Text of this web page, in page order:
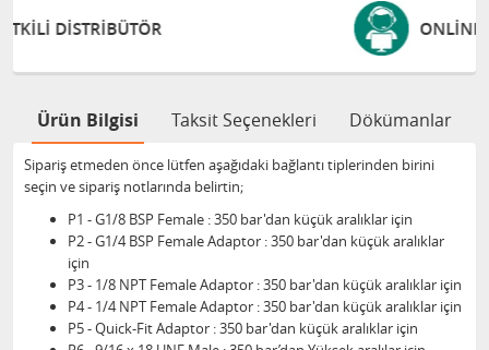
ONLINE DESTEK VE EĞITIM
Ürün Bilgisi Taksit Seçenekleri Dökümanlar
Sipariş etmeden önce lütfen aşağıdaki bağlantı tiplerinden birini
seçin ve sipariş notlarında belirtin;
P1 - G1/8 BSP Female : 350 bar'dan küçük aralıklar için
P2 - G1/4 BSP Female Adaptor : 350 bar'dan küçük aralıklar
için
P3 - 1/8 NPT Female Adaptor : 350 bar'dan küçük aralıklar için
P4 - 1/4 NPT Female Adaptor : 350 bar'dan küçük aralıklar için
P5 - Quick-Fit Adaptor : 350 bar'dan küçük aralıklar için